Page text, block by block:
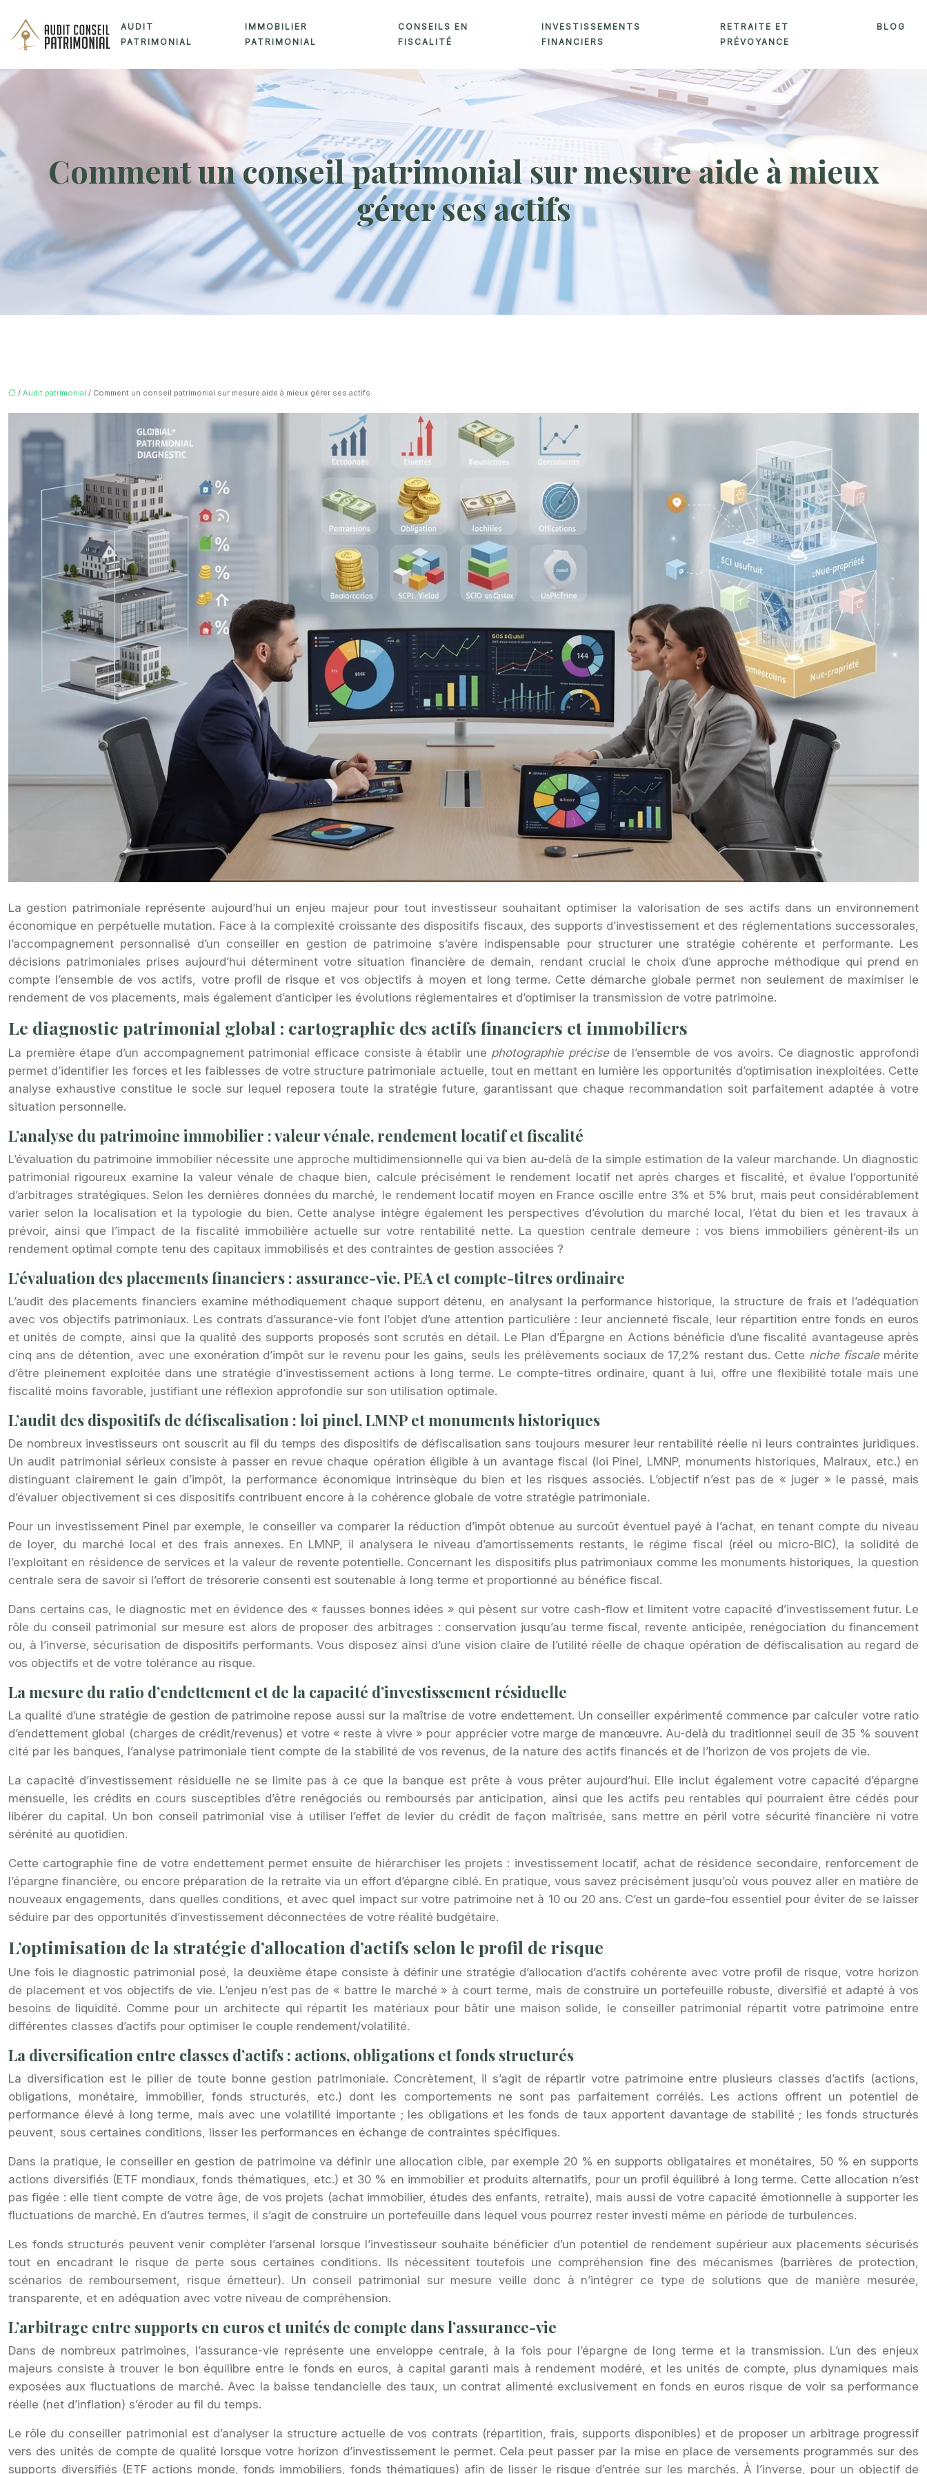
AUDIT
PATRIMONIAL
IMMOBILIER
PATRIMONIAL
CONSEILS EN
FISCALITÉ
INVESTISSEMENTS
FINANCIERS
RETRAITE ET
PRÉVOYANCE
BLOG
Comment un conseil patrimonial sur mesure aide à mieux
gérer ses actifs
/ Audit patrimonial / Comment un conseil patrimonial sur mesure aide à mieux gérer ses actifs
La gestion patrimoniale représente aujourd’hui un enjeu majeur pour tout investisseur souhaitant optimiser la valorisation de ses actifs dans un environnement
économique en perpétuelle mutation. Face à la complexité croissante des dispositifs fiscaux, des supports d’investissement et des réglementations successorales,
l’accompagnement personnalisé d’un conseiller en gestion de patrimoine s’avère indispensable pour structurer une stratégie cohérente et performante. Les
décisions patrimoniales prises aujourd’hui déterminent votre situation financière de demain, rendant crucial le choix d’une approche méthodique qui prend en
compte l’ensemble de vos actifs, votre profil de risque et vos objectifs à moyen et long terme. Cette démarche globale permet non seulement de maximiser le
rendement de vos placements, mais également d’anticiper les évolutions réglementaires et d’optimiser la transmission de votre patrimoine.
Le diagnostic patrimonial global : cartographie des actifs financiers et immobiliers
La première étape d’un accompagnement patrimonial efficace consiste à établir une photographie précisede l’ensemble de vos avoirs. Ce diagnostic approfondi
permet d’identifier les forces et les faiblesses de votre structure patrimoniale actuelle, tout en mettant en lumière les opportunités d’optimisation inexploitées. Cette
analyse exhaustive constitue le socle sur lequel reposera toute la stratégie future, garantissant que chaque recommandation soit parfaitement adaptée à votre
situation personnelle.
L’analyse du patrimoine immobilier : valeur vénale, rendement locatif et fiscalité
L’évaluation du patrimoine immobilier nécessite une approche multidimensionnelle qui va bien au-delà de la simple estimation de la valeur marchande. Un diagnostic
patrimonial rigoureux examine la valeur vénale de chaque bien, calcule précisément le rendement locatif net après charges et fiscalité, et évalue l’opportunité
d’arbitrages stratégiques. Selon les dernières données du marché, le rendement locatif moyen en France oscille entre 3% et 5% brut, mais peut considérablement
varier selon la localisation et la typologie du bien. Cette analyse intègre également les perspectives d’évolution du marché local, l’état du bien et les travaux à
prévoir, ainsi que l’impact de la fiscalité immobilière actuelle sur votre rentabilité nette. La question centrale demeure : vos biens immobiliers génèrent-ils un
rendement optimal compte tenu des capitaux immobilisés et des contraintes de gestion associées ?
L’évaluation des placements financiers : assurance-vie, PEA et compte-titres ordinaire
L’audit des placements financiers examine méthodiquement chaque support détenu, en analysant la performance historique, la structure de frais et l’adéquation
avec vos objectifs patrimoniaux. Les contrats d’assurance-vie font l’objet d’une attention particulière : leur ancienneté fiscale, leur répartition entre fonds en euros
et unités de compte, ainsi que la qualité des supports proposés sont scrutés en détail. Le Plan d’Épargne en Actions bénéficie d’une fiscalité avantageuse après
cinq ans de détention, avec une exonération d’impôt sur le revenu pour les gains, seuls les prélèvements sociaux de 17,2% restant dus. Cette niche fiscalemérite
d’être pleinement exploitée dans une stratégie d’investissement actions à long terme. Le compte-titres ordinaire, quant à lui, offre une flexibilité totale mais une
fiscalité moins favorable, justifiant une réflexion approfondie sur son utilisation optimale.
L’audit des dispositifs de défiscalisation : loi pinel, LMNP et monuments historiques
De nombreux investisseurs ont souscrit au fil du temps des dispositifs de défiscalisation sans toujours mesurer leur rentabilité réelle ni leurs contraintes juridiques.
Un audit patrimonial sérieux consiste à passer en revue chaque opération éligible à un avantage fiscal (loi Pinel, LMNP, monuments historiques, Malraux, etc.) en
distinguant clairement le gain d’impôt, la performance économique intrinsèque du bien et les risques associés. L’objectif n’est pas de « juger » le passé, mais
d’évaluer objectivement si ces dispositifs contribuent encore à la cohérence globale de votre stratégie patrimoniale.
Pour un investissement Pinel par exemple, le conseiller va comparer la réduction d’impôt obtenue au surcoût éventuel payé à l’achat, en tenant compte du niveau
de loyer, du marché local et des frais annexes. En LMNP, il analysera le niveau d’amortissements restants, le régime fiscal (réel ou micro-BIC), la solidité de
l’exploitant en résidence de services et la valeur de revente potentielle. Concernant les dispositifs plus patrimoniaux comme les monuments historiques, la question
centrale sera de savoir si l’effort de trésorerie consenti est soutenable à long terme et proportionné au bénéfice fiscal.
Dans certains cas, le diagnostic met en évidence des « fausses bonnes idées » qui pèsent sur votre cash-flow et limitent votre capacité d’investissement futur. Le
rôle du conseil patrimonial sur mesure est alors de proposer des arbitrages : conservation jusqu’au terme fiscal, revente anticipée, renégociation du financement
ou, à l’inverse, sécurisation de dispositifs performants. Vous disposez ainsi d’une vision claire de l’utilité réelle de chaque opération de défiscalisation au regard de
vos objectifs et de votre tolérance au risque.
La mesure du ratio d’endettement et de la capacité d’investissement résiduelle
La qualité d’une stratégie de gestion de patrimoine repose aussi sur la maîtrise de votre endettement. Un conseiller expérimenté commence par calculer votre ratio
d’endettement global (charges de crédit/revenus) et votre « reste à vivre » pour apprécier votre marge de manœuvre. Au-delà du traditionnel seuil de 35 % souvent
cité par les banques, l’analyse patrimoniale tient compte de la stabilité de vos revenus, de la nature des actifs financés et de l’horizon de vos projets de vie.
La capacité d’investissement résiduelle ne se limite pas à ce que la banque est prête à vous prêter aujourd’hui. Elle inclut également votre capacité d’épargne
mensuelle, les crédits en cours susceptibles d’être renégociés ou remboursés par anticipation, ainsi que les actifs peu rentables qui pourraient être cédés pour
libérer du capital. Un bon conseil patrimonial vise à utiliser l’effet de levier du crédit de façon maîtrisée, sans mettre en péril votre sécurité financière ni votre
sérénité au quotidien.
Cette cartographie fine de votre endettement permet ensuite de hiérarchiser les projets : investissement locatif, achat de résidence secondaire, renforcement de
l’épargne financière, ou encore préparation de la retraite via un effort d’épargne ciblé. En pratique, vous savez précisément jusqu’où vous pouvez aller en matière de
nouveaux engagements, dans quelles conditions, et avec quel impact sur votre patrimoine net à 10 ou 20 ans. C’est un garde-fou essentiel pour éviter de se laisser
séduire par des opportunités d’investissement déconnectées de votre réalité budgétaire.
L’optimisation de la stratégie d’allocation d’actifs selon le profil de risque
Une fois le diagnostic patrimonial posé, la deuxième étape consiste à définir une stratégie d’allocation d’actifs cohérente avec votre profil de risque, votre horizon
de placement et vos objectifs de vie. L’enjeu n’est pas de « battre le marché » à court terme, mais de construire un portefeuille robuste, diversifié et adapté à vos
besoins de liquidité. Comme pour un architecte qui répartit les matériaux pour bâtir une maison solide, le conseiller patrimonial répartit votre patrimoine entre
différentes classes d’actifs pour optimiser le couple rendement/volatilité.
La diversification entre classes d’actifs : actions, obligations et fonds structurés
La diversification est le pilier de toute bonne gestion patrimoniale. Concrètement, il s’agit de répartir votre patrimoine entre plusieurs classes d’actifs (actions,
obligations, monétaire, immobilier, fonds structurés, etc.) dont les comportements ne sont pas parfaitement corrélés. Les actions offrent un potentiel de
performance élevé à long terme, mais avec une volatilité importante ; les obligations et les fonds de taux apportent davantage de stabilité ; les fonds structurés
peuvent, sous certaines conditions, lisser les performances en échange de contraintes spécifiques.
Dans la pratique, le conseiller en gestion de patrimoine va définir une allocation cible, par exemple 20 % en supports obligataires et monétaires, 50 % en supports
actions diversifiés (ETF mondiaux, fonds thématiques, etc.) et 30 % en immobilier et produits alternatifs, pour un profil équilibré à long terme. Cette allocation n’est
pas figée : elle tient compte de votre âge, de vos projets (achat immobilier, études des enfants, retraite), mais aussi de votre capacité émotionnelle à supporter les
fluctuations de marché. En d’autres termes, il s’agit de construire un portefeuille dans lequel vous pourrez rester investi même en période de turbulences.
Les fonds structurés peuvent venir compléter l’arsenal lorsque l’investisseur souhaite bénéficier d’un potentiel de rendement supérieur aux placements sécurisés
tout en encadrant le risque de perte sous certaines conditions. Ils nécessitent toutefois une compréhension fine des mécanismes (barrières de protection,
scénarios de remboursement, risque émetteur). Un conseil patrimonial sur mesure veille donc à n’intégrer ce type de solutions que de manière mesurée,
transparente, et en adéquation avec votre niveau de compréhension.
L’arbitrage entre supports en euros et unités de compte dans l’assurance-vie
Dans de nombreux patrimoines, l’assurance-vie représente une enveloppe centrale, à la fois pour l’épargne de long terme et la transmission. L’un des enjeux
majeurs consiste à trouver le bon équilibre entre le fonds en euros, à capital garanti mais à rendement modéré, et les unités de compte, plus dynamiques mais
exposées aux fluctuations de marché. Avec la baisse tendancielle des taux, un contrat alimenté exclusivement en fonds en euros risque de voir sa performance
réelle (net d’inflation) s’éroder au fil du temps.
Le rôle du conseiller patrimonial est d’analyser la structure actuelle de vos contrats (répartition, frais, supports disponibles) et de proposer un arbitrage progressif
vers des unités de compte de qualité lorsque votre horizon d’investissement le permet. Cela peut passer par la mise en place de versements programmés sur des
supports diversifiés (ETF actions monde, fonds immobiliers, fonds thématiques) afin de lisser le risque d’entrée sur les marchés. À l’inverse, pour un objectif de